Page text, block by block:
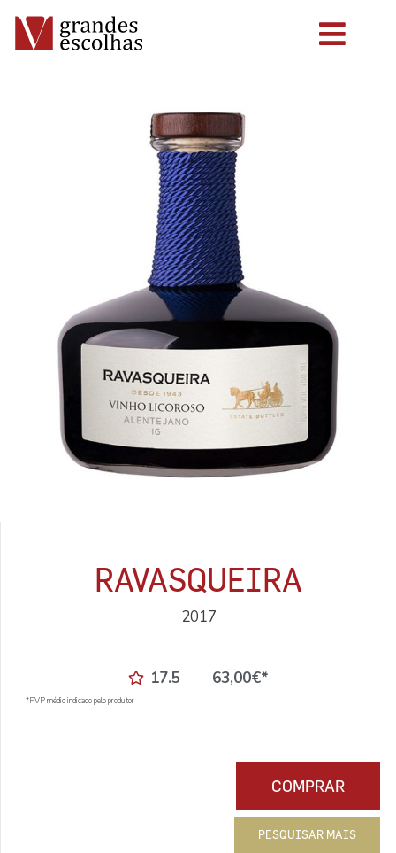
RAVASQUEIRA
2017
17.5 63,00€*
*PVP médio indicado pelo produtor
COMPRAR
PESQUISAR MAIS